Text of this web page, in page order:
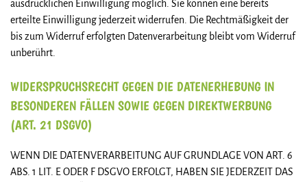
ausdrücklichen Einwilligung möglich. Sie können eine bereits
erteilte Einwilligung jederzeit widerrufen. Die Rechtmäßigkeit der
bis zum Widerruf erfolgten Datenverarbeitung bleibt vom Widerruf
unberührt.
WIDERSPRUCHSRECHT GEGEN DIE DATENERHEBUNG IN
BESONDEREN FÄLLEN SOWIE GEGEN DIREKTWERBUNG
(ART. 21 DSGVO)
WENN DIE DATENVERARBEITUNG AUF GRUNDLAGE VON ART. 6
ABS. 1 LIT. E ODER F DSGVO ERFOLGT, HABEN SIE JEDERZEIT DAS